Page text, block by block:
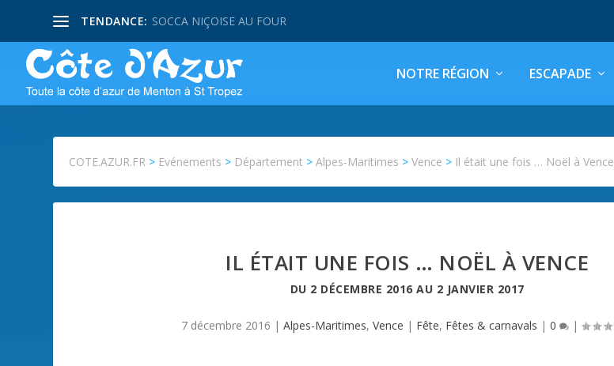
TENDANCE: SOCCA NIÇOISE AU FOUR
NOTRE RÉGION ESCAPADE
COTE.AZUR.FR > Evénements > Département >Alpes-Maritimes >Vence > Il était une fois … Noël à Vence
IL ÉTAIT UNE FOIS … NOËL À VENCE
DU 2 DÉCEMBRE 2016 AU 2 JANVIER 2017
7 décembre 2016 | Alpes-Maritimes, Vence | Fête, Fêtes & carnavals | 0 |